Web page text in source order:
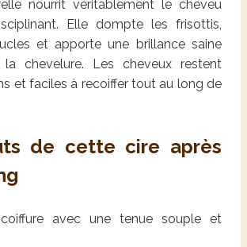
nourrit véritablement le cheveu
Elle dompte les frisottis,
et apporte une brillance saine
la chevelure. Les cheveux restent
et faciles à recoiffer tout au long de
de cette cire après
avec une tenue souple et